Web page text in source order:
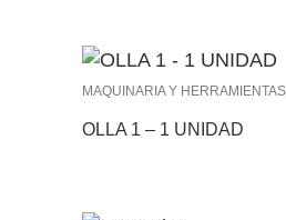
MAQUINARIA Y HERRAMIENTAS
OLLA 1 – 1 UNIDAD